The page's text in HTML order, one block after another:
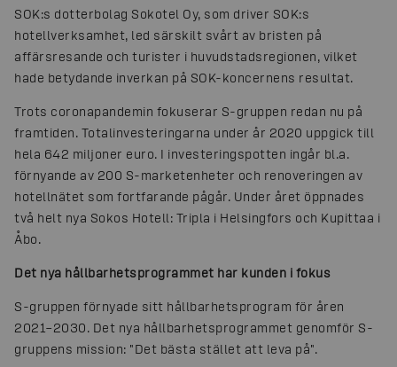
SOK:s dotterbolag Sokotel Oy, som driver SOK:s
hotellverksamhet, led särskilt svårt av bristen på
affärsresande och turister i huvudstadsregionen, vilket
hade betydande inverkan på SOK-koncernens resultat.
Trots coronapandemin fokuserar S-gruppen redan nu på
framtiden. Totalinvesteringarna under år 2020 uppgick till
hela 642 miljoner euro. I investeringspotten ingår bl.a.
förnyande av 200 S-marketenheter och renoveringen av
hotellnätet som fortfarande pågår. Under året öppnades
två helt nya Sokos Hotell: Tripla i Helsingfors och Kupittaa i
Åbo.
Det nya hållbarhetsprogrammet har kunden i fokus
S-gruppen förnyade sitt hållbarhetsprogram för åren
2021–2030. Det nya hållbarhetsprogrammet genomför S-
gruppens mission: "Det bästa stället att leva på".